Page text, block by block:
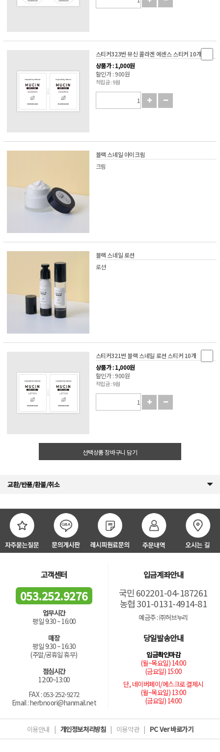
스티커323번 뮤신 콜라겐 에센스 스티커 10개
상품가 : 1,000원
할인가 : 900원
적립금 : 9원
블랙 스네일 아이크림
크림
블랙 스네일 로션
로션
스티커321번 블랙 스네일 로션 스티커 10개
상품가 : 1,000원
할인가 : 900원
적립금 : 9원
선택상품 장바구니 담기
교환/반품/환불/취소
고객센터
053.252.9276
업무시간
평일 9:30 ~ 16:00
매장
평일 9:30 ~ 16:30
(주말/공휴일 휴무)
점심시간
12:00~13:00
FAX : 053-252-9272
Email : herbnoori@hanmail.net
입금계좌안내
국민 602201-04-187261
농협 301-0131-4914-81
예금주 : ㈜허브누리
당일발송안내
입금확인마감
(월~목요일) 14:00
(금요일) 15:00
단, 네이버페이/에스크로 결제시
(월~목요일) 13:00
(금요일) 14:00
이용안내 | 개인정보처리방침 | 이용약관 | PC Ver 바로가기